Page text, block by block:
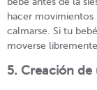
hacer movimientos
calmarse. Si tu
moverse
5. Creación